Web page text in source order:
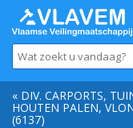
« DIV. CARPORTS,
HOUTEN PALEN,
(6137)